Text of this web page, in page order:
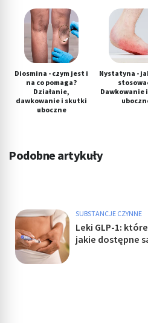
Diosmina - czym jest i
na co pomaga?
Działanie,
dawkowanie i skutki
uboczne
Nystatyna -
Dawkowanie
Podobne artykuły
SUBSTANCJE CZYNNE
Leki GLP-1:
jakie dostępne
Identyfikowanie urządzeń na
aktywnie żądanych informacji
Cele przetwarzania inne niż IAB:
Niezbędne
Wydajność (Performance)